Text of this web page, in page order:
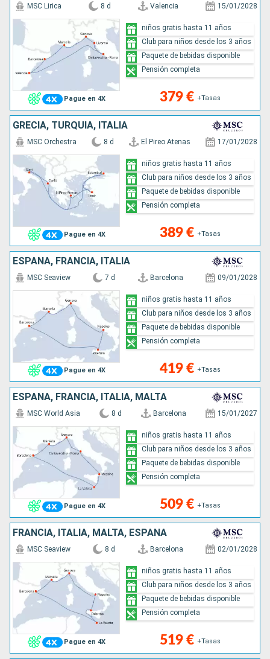
Pague en 4X
MSC Lirica 8 d Valencia 15/01/2028
379 € +Tasas
niños gratis hasta 11 años
Club para niños desde los 3 años
Paquete de bebidas disponible
Pensión completa
GRECIA, TURQUÍA, ITALIA
Pague en 4X
MSC Orchestra 8 d El Pireo Atenas 17/01/2028
389 € +Tasas
niños gratis hasta 11 años
Club para niños desde los 3 años
Paquete de bebidas disponible
Pensión completa
ESPAÑA, FRANCIA, ITALIA
Pague en 4X
MSC Seaview 7 d Barcelona 09/01/2028
419 € +Tasas
niños gratis hasta 11 años
Club para niños desde los 3 años
Paquete de bebidas disponible
Pensión completa
ESPAÑA, FRANCIA, ITALIA, MALTA
Pague en 4X
MSC World Asia 8 d Barcelona 15/01/2027
509 € +Tasas
niños gratis hasta 11 años
Club para niños desde los 3 años
Paquete de bebidas disponible
Pensión completa
FRANCIA, ITALIA, MALTA, ESPAÑA
Pague en 4X
MSC Seaview 8 d Barcelona 02/01/2028
519 € +Tasas
niños gratis hasta 11 años
Club para niños desde los 3 años
Paquete de bebidas disponible
Pensión completa